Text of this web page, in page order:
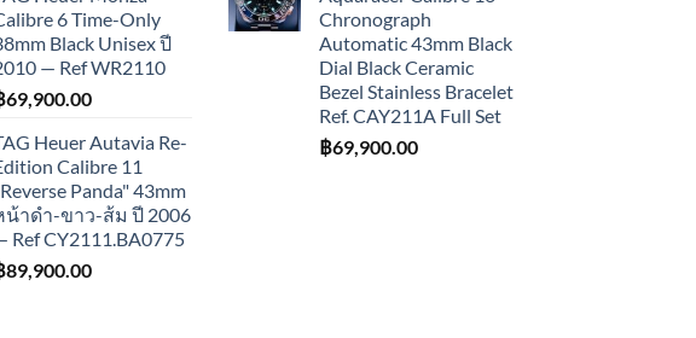
6 Time-Only
Black Unisex ปี
— Ref WR2110
69,900.00
Heuer Autavia Re-
Calibre 11
Panda" 43mm
น้าดำ-ขาว-ส้ม ปี 2006
Ref CY2111.BA0775
89,900.00
Chronograph
Automatic 43mm Black
Dial Black Ceramic
Bezel Stainless Bracelet
Ref. CAY211A Full Set
฿69,900.00